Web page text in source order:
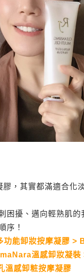
膠，其實都滿適合化
困擾、邁向輕熟肌的
序！
功能卸妝按摩凝膠 >
溫感卸妝凝裝
溫感卸粧按摩凝膠